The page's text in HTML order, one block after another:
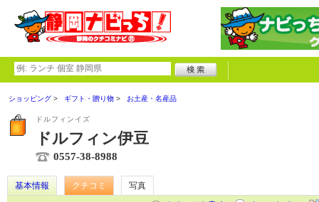
ショッピング ギフト・贈り物 お土産・名産品
ドルフィンイズ
ドルフィン伊豆
0557-38-8988
基本情報 クチコミ
写真